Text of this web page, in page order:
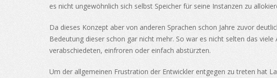
es nicht ungewöhnlich sich selbst Speicher für seine Instanzen zu
Da dieses Konzept aber von anderen Sprachen schon Jahre zuvor
Bedeutung dieser schon gar nicht mehr. So war es nicht selten das
verabschiedeten, einfroren oder einfach abstürzten.
Um der allgemeinen Frustration der Entwickler entgegen zu treten hat